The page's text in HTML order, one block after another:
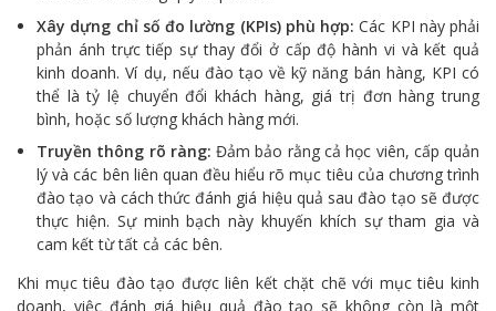
Xây dựng chỉ số đo lường (KPIs) phù hợp: Các KPI này phải
phản ánh trực tiếp sự thay đổi ở cấp độ hành vi và kết quả
kinh doanh. Ví dụ, nếu đào tạo về kỹ năng bán hàng, KPI có
thể là tỷ lệ chuyển đổi khách hàng, giá trị đơn hàng trung
bình, hoặc số lượng khách hàng mới.
Truyền thông rõ ràng: Đảm bảo rằng cả học viên, cấp quản
lý và các bên liên quan đều hiểu rõ mục tiêu của chương trình
đào tạo và cách thức đánh giá hiệu quả sau đào tạo sẽ được
thực hiện. Sự minh bạch này khuyến khích sự tham gia và
cam kết từ tất cả các bên.
Khi mục tiêu đào tạo được liên kết chặt chẽ với mục tiêu kinh
doanh, việc đánh giá hiệu quả đào tạo sẽ không còn là một